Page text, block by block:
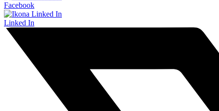
Facebook
Linked In